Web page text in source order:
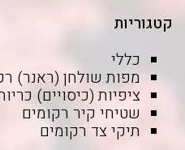
קטגוריות
כללי
מפות שולחן (ראנר)
ציפיות (כיסויים)
שטיחי קיר רקומים
תיקי צד רקומים